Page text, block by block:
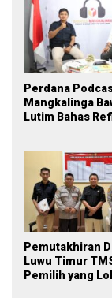
Perdana
Mangkalinga
Lutim Bahas
Pemutakhiran
Luwu Timur
Pemilih yang